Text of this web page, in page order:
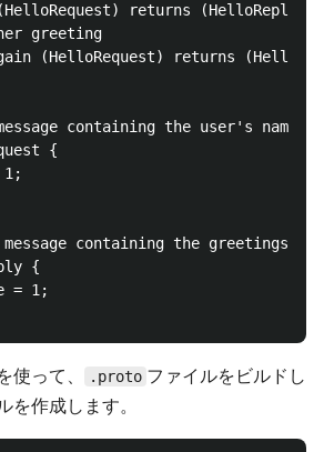
returns (HelloReply)
greeting
(HelloRequest) returns
containing the user's name.
{
containing the greetings
{
= 1;
使って、 .proto ファイルをビルドし
を作成します。